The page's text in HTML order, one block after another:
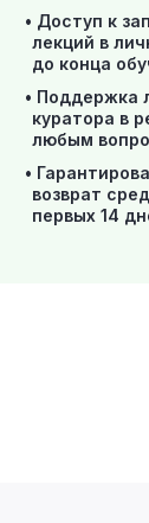
Доступ к
лекций в
до конца
Поддержка
куратора в
любым
возврат
первых 14